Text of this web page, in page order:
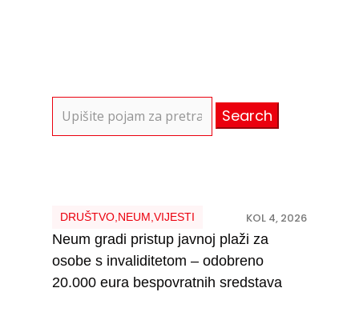
for:
DRUŠTVO, NEUM VIJESTI KOL 4, 2026
Neum gradi pristup javnoj plaži za
osobe s invaliditetom – odobreno
20.000 eura bespovratnih sredstava